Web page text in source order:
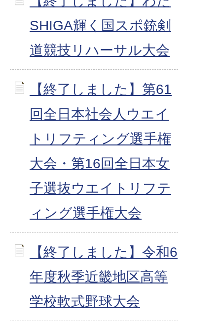
SHIGA輝く国スポ銃剣
道競技リハーサル大会
【終了しました】第61
回全日本社会人ウエイ
トリフティング選手権
大会・第16回全日本女
子選抜ウエイトリフテ
ィング選手権大会
【終了しました】令和6
年度秋季近畿地区高等
学校軟式野球大会